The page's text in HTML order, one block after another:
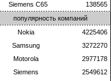
Siemens C65
138565
популярность компаний
Nokia
4225406
Samsung
3272270
Motorola
2977178
Siemens
2549612